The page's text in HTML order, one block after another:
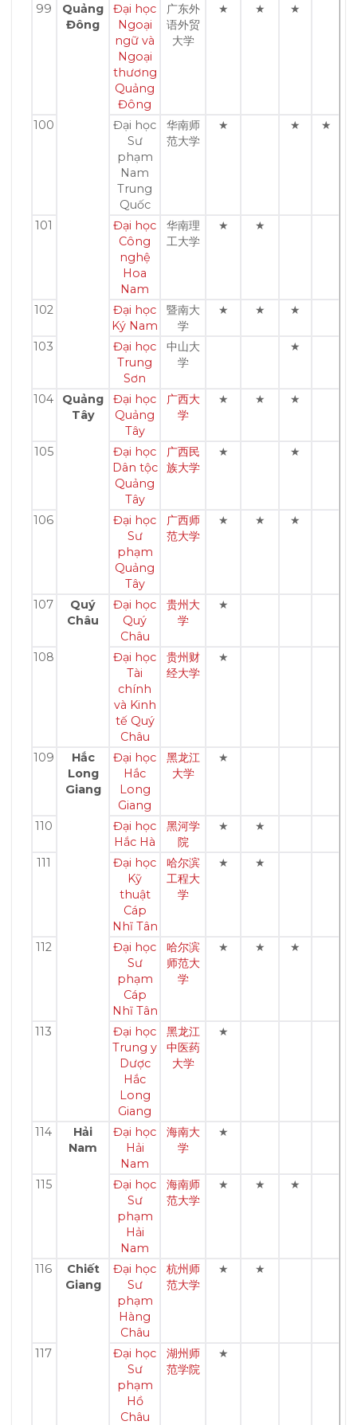
99
Quảng
Đông
Đại học
Ngoại
ngữ và
Ngoại
thương
Quảng
Đông
广东外
语外贸
大学
★ ★ ★
100
Đại học
Sư
phạm
Nam
Trung
Quốc
华南师
范大学
★ ★ ★
101
Đại học
Công
nghệ
Hoa
Nam
华南理
工大学
★ ★
102
Đại học
Ký Nam
暨南大
学
★ ★ ★
103
Đại học
Trung
Sơn
中山大
学
★
104
Quảng
Tây
Đại học
Quảng
Tây
广西大
学
★ ★ ★
105
Đại học
Dân tộc
Quảng
Tây
广西民
族大学
★ ★
106
Đại học
Sư
phạm
Quảng
Tây
广西师
范大学
★ ★ ★
107
Quý
Châu
Đại học
Quý
Châu
贵州大
学
★
108
Đại học
Tài
chính
và Kinh
tế Quý
Châu
贵州财
经大学
★
109
Hắc
Long
Giang
Đại học
Hắc
Long
Giang
黑龙江
大学
★
110
Đại học
Hắc Hà
黑河学
院
★ ★
111
Đại học
Kỹ
thuật
Cáp
Nhĩ Tân
哈尔滨
工程大
学
★ ★
112
Đại học
Sư
phạm
Cáp
Nhĩ Tân
哈尔滨
师范大
学
★ ★ ★
113
Đại học
Trung y
Dược
Hắc
Long
Giang
黑龙江
中医药
大学
★
114
Hải
Nam
Đại học
Hải
Nam
海南大
学
★
115
Đại học
Sư
phạm
Hải
Nam
海南师
范大学
★ ★ ★
116
Chiết
Giang
Đại học
Sư
phạm
Hàng
Châu
杭州师
范大学
★ ★
117
Đại học
Sư
phạm
Hồ
Châu
湖州师
范学院
★